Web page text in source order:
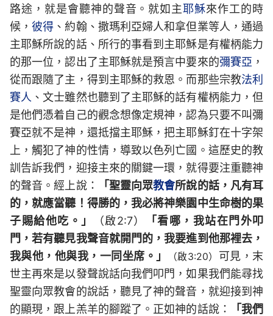
路途，就是會聽神的聲音。就如主耶穌來作工的時
候，彼得 、約翰、撒瑪利亞婦人和拿但業等人，通過
主耶穌所說的話、所行的事看到主耶穌是有權柄能力
的那一位，認出了主耶穌就是預言中要來的彌賽亞 ，
從而跟隨了主，得到主耶穌的救恩。而那些宗教法利
賽人 、文士雖然也聽到了主耶穌的話有權柄能力，但
是他們憑着自己的觀念想像定規神，認為只要不叫彌
賽亞就不是神，還抵擋主耶穌，把主耶穌釘在十字架
上，觸犯了神的性情，導致以色列亡國。這歷史的教
訓告訴我們，迎接主來的關鍵一環，就得要注重聽神
的聲音。經上說：
「聖靈向眾教會所說的話，凡有耳
的，就應當聽！得勝的，我必將神樂園中生命樹的果
子賜給他吃。」
（啟2:7）
「看哪，我站在門外叩
門，若有聽見我聲音就開門的，我要進到他那裡去，
我與他，他與我，一同坐席。」
（啟3:20） 可見，末
世主再來是以發聲說話向我們叩門，如果我們能尋找
聖靈向眾教會的說話，聽見了神的聲音，就迎接到神
的顯現，跟上羔羊的腳蹤了。正如神的話說：
「我們